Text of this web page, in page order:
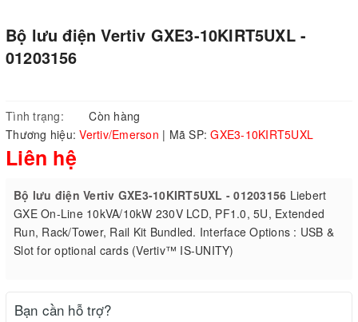
Bộ lưu điện Vertiv GXE3-10KIRT5UXL -
01203156
Tình trạng:
Còn hàng
Thương hiệu:Vertiv/Emerson | Mã SP:GXE3-10KIRT5UXL
Liên hệ
Bộ lưu điện Vertiv GXE3-10KIRT5UXL - 01203156 Liebert
GXE On-Line 10kVA/10kW 230V LCD, PF1.0, 5U, Extended
Run, Rack/Tower, Rail Kit Bundled. Interface Options : USB &
Slot for optional cards (Vertiv™ IS-UNITY)
Bạn cần hỗ trợ?